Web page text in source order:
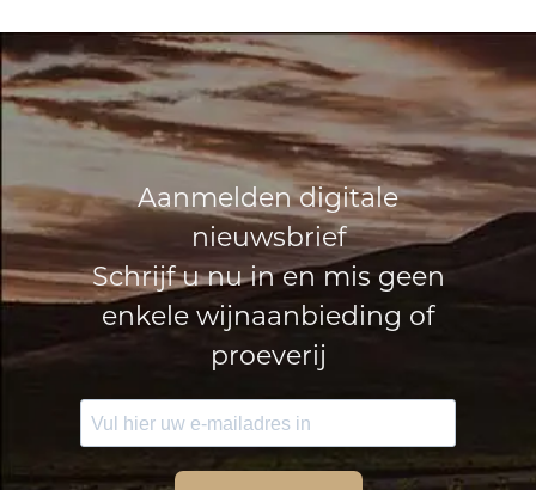
Aanmelden digitale
nieuwsbrief
Schrijf u nu in en mis geen
enkele wijnaanbieding of
proeverij